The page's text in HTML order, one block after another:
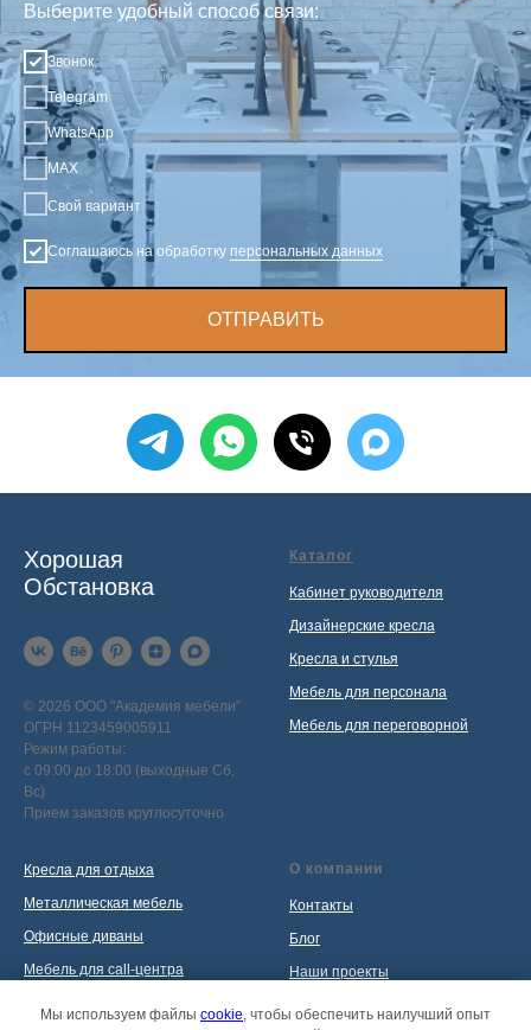
Выберите удобный способ связи:
Звонок
Telegram
WhatsApp
MAX
Свой вариант
Соглашаюсь на обработку персональных данных
ОТПРАВИТЬ
Мы используем файлы cookie, чтобы обеспечить наилучший опыт
Хорошая
Обстановка
© 2026 ООО "Академия мебели"
ОГРН 1123459005911
Режим работы:
с 09:00 до 18:00 (выходные Сб,
Вс)
Прием заказов круглосуточно
Каталог
Кабинет руководителя
Дизайнерские кресла
Кресла и стулья
Мебель для персонала
Мебель для переговорной
Кресла для отдыха
Металлическая мебель
Офисные диваны
Мебель для call-центра
О компании
Контакты
Блог
Наши проекты
Политика обработки